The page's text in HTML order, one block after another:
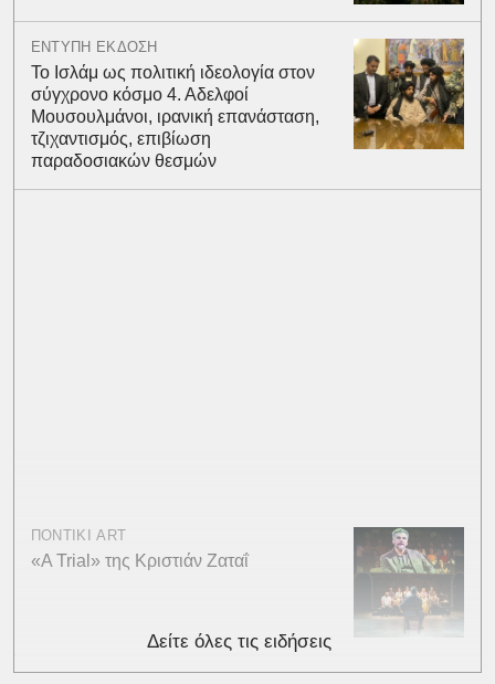
ΕΝΤΥΠΗ ΕΚΔΟΣΗ
Το Ισλάμ ως πολιτική ιδεολογία στον
σύγχρονο κόσμο 4. Αδελφοί
Μουσουλμάνοι, ιρανική επανάσταση,
τζιχαντισμός, επιβίωση
παραδοσιακών θεσμών
ΠΟΝΤΙΚΙ ART
«A Trial» της Κριστιάν Ζαταΐ
Δείτε όλες τις ειδήσεις